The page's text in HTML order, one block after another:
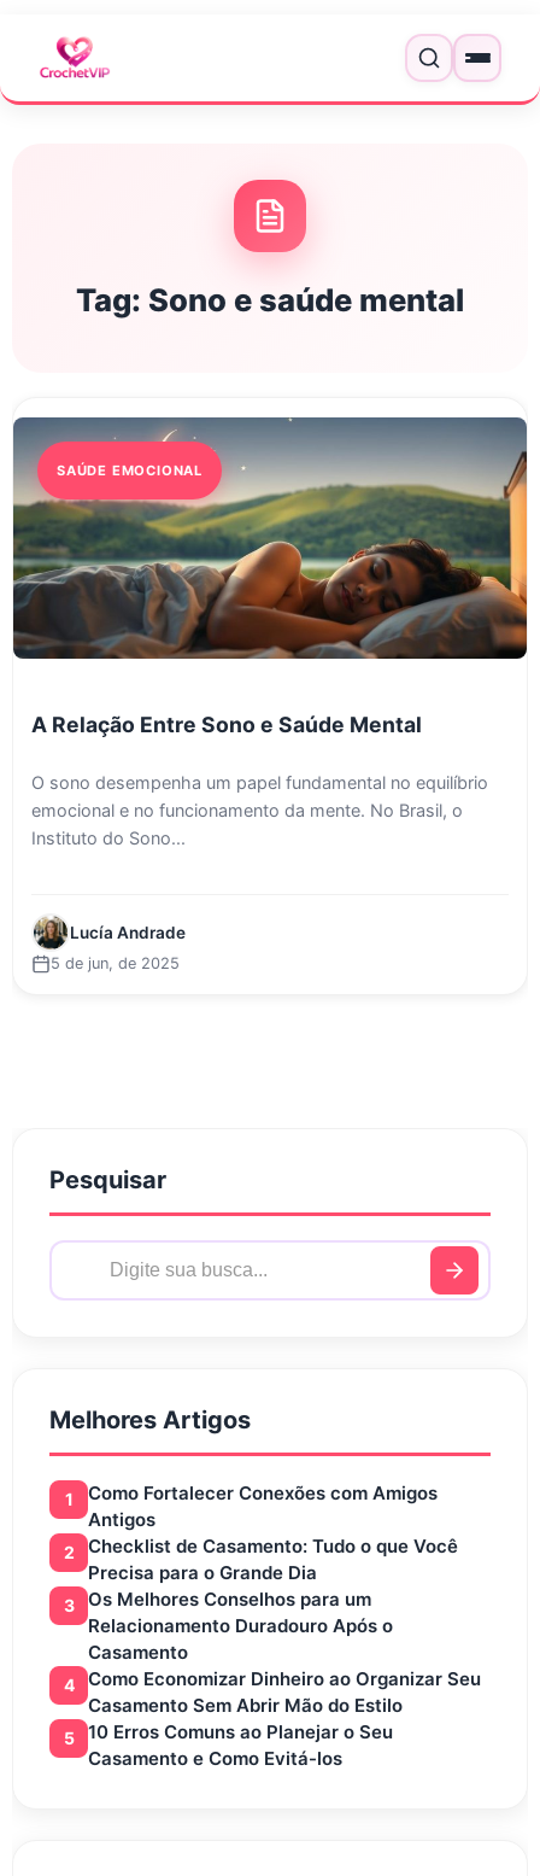
Menu
Tag: Sono e saúde mental
SAÚDE EMOCIONAL
A Relação Entre Sono e Saúde Mental
O sono desempenha um papel fundamental no equilíbrio
emocional e no funcionamento da mente. No Brasil, o
Instituto do Sono...
Lucía Andrade
5 de jun, de 2025
Pesquisar
Melhores Artigos
1
Como Fortalecer Conexões com Amigos
Antigos
2
Checklist de Casamento: Tudo o que Você
Precisa para o Grande Dia
3
Os Melhores Conselhos para um
Relacionamento Duradouro Após o
Casamento
4
Como Economizar Dinheiro ao Organizar Seu
Casamento Sem Abrir Mão do Estilo
5
10 Erros Comuns ao Planejar o Seu
Casamento e Como Evitá-los